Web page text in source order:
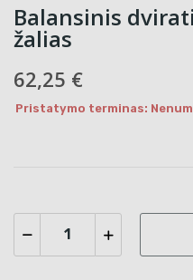
Balansinis
žalias
62,25 €
Pristatymo terminas: